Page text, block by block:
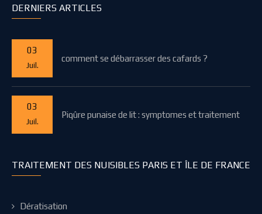
DERNIERS ARTICLES
03
Juil.
comment se débarrasser des cafards ?
03
Juil.
Piqûre punaise de lit : symptomes et traitement
TRAITEMENT DES NUISIBLES PARIS ET ÎLE DE FRANCE
Dératisation